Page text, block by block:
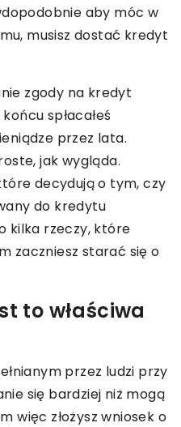
aby móc w
musisz dostać kredyt
zgody na kredyt
spłacałeś
przez lata.
jak wygląda.
decydują o tym, czy
do kredytu
kilka rzeczy, które
zaczniesz starać się o
to właściwa
przez ludzi przy
się bardziej niż mogą
więc złożysz wniosek o